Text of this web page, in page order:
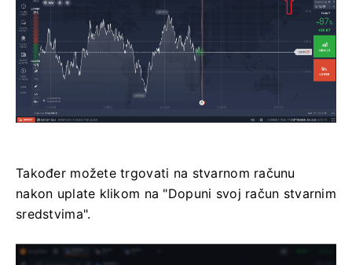
Također možete trgovati na stvarnom računu
nakon uplate klikom na "Dopuni svoj račun stvarnim
sredstvima".